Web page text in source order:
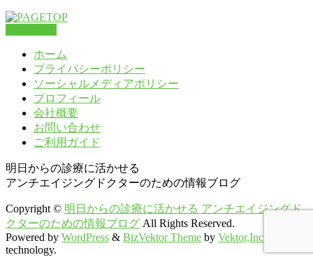
ホーム
プライバシーポリシー
ソーシャルメディアポリシー
プロフィール
会社概要
お問い合わせ
ご利用ガイド
明日からの診療に活かせる
アンチエイジングドクターのための情報ブログ
Copyright © 明日からの診療に活かせる アンチエイジングド
クターのための情報ブログ All Rights Reserved.
Powered by WordPress & BizVektor Theme by Vektor,Inc.
technology.